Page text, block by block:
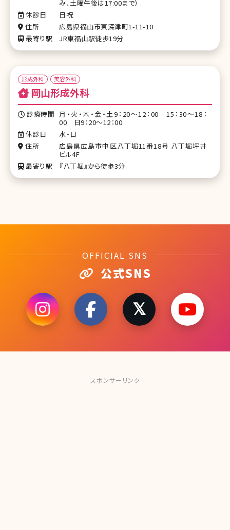
み、土曜午後は17:00まで）
休診日
日祝
住所
広島県福山市東深津町1-11-10
最寄り駅
JR東福山駅徒歩19分
形成外科 美容外科
岡山形成外科
診療時間 月・火・木・金・土9：20～12：00 15：30～18：
00 日9：20～12：00
休診日
水・日
住所
広島県広島市中区八丁堀11番18号 八丁堀坪井
ビル4F
最寄り駅
『八丁堀』から徒歩3分
OFFICIAL SNS
公式SNS
スポンサーリンク